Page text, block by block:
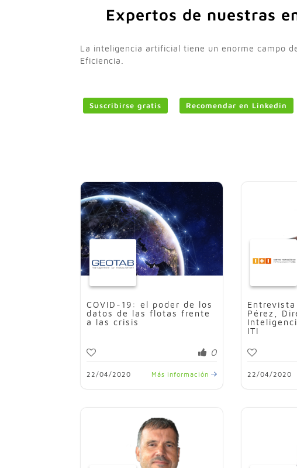
Expertos de nuestras
La inteligencia artificial tiene un enorme campo
Eficiencia.
Suscribirse gratis Recomendar en Linkedin
COVID-19: el poder de los
datos de las flotas frente
a las crisis
0
22/04/2020 Más información
Pérez,
ITI
22/04/2020